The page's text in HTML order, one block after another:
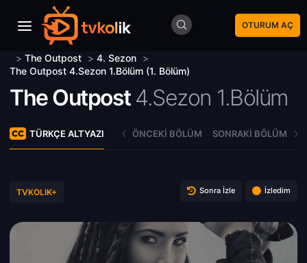
OTURUM AÇ
> The Outpost > 4. Sezon >
The Outpost 4.Sezon 1.Bölüm (1. Bölüm)
The Outpost 4.Sezon 1.Bölüm
TÜRKÇE ALTYAZI ÖNCEKI BÖLÜM SONRAKI BÖLÜM
TVKOLIK+ Sonra İzle İzledim